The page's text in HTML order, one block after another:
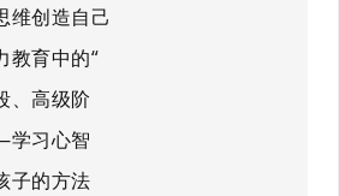
维创造自己
教育中的“
、高级阶
习心智
子的方法